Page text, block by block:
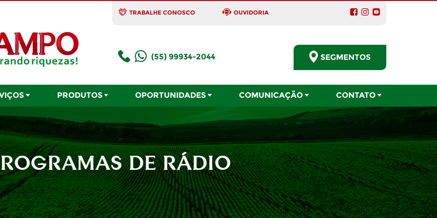
TRABALHE CONOSCO OUVIDORIA
(55) 99934-2044 SEGMENTOS
PRODUTOS OPORTUNIDADES COMUNICAÇÃO CONTATO
DE RÁDIO